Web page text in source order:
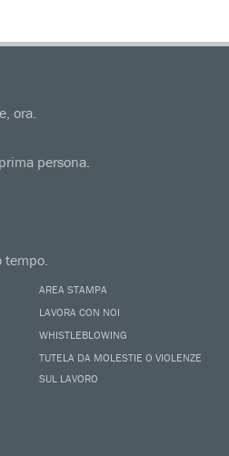
ora.
persona.
AREA STAMPA
LAVORA CON NOI
WHISTLEBLOWING
TUTELA DA MOLESTIE O VIOLENZE
SUL LAVORO